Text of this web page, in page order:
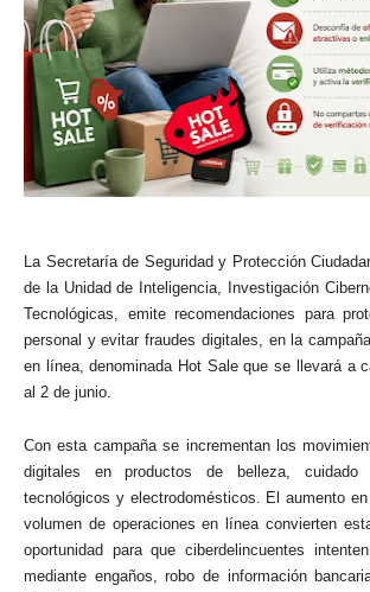
La Secretaría de Seguridad y Protección
de la Unidad de Inteligencia, Investigación
Tecnológicas, emite recomendaciones para
personal y evitar fraudes digitales, en la
en línea, denominada Hot Sale que se llevará a
al 2 de junio.
Con esta campaña se incrementan los
digitales en productos de belleza, cuidado
tecnológicos y electrodomésticos. El aumento
volumen de operaciones en línea convierten
oportunidad para que ciberdelincuentes
mediante engaños, robo de información